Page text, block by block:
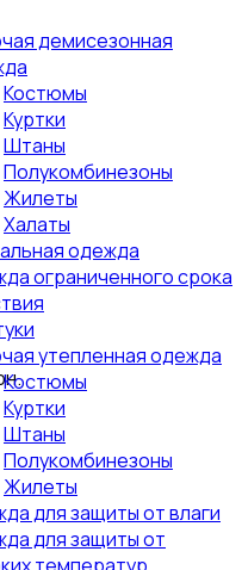
демисезонная
Костюмы
Куртки
Штаны
Полукомбинезоны
Жилеты
Халаты
одежда
ограниченного срока
утепленная одежда
Костюмы
Куртки
Штаны
Полукомбинезоны
Жилеты
для защиты от влаги
для защиты от